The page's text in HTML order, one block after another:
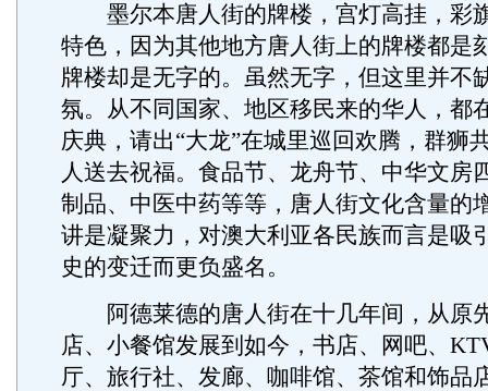
墨尔本唐人街的牌楼，宫灯高挂，彩
特色，因为其他地方唐人街上的牌楼都是
牌楼却是无字的。虽然无字，但这里并不
氛。从不同国家、地区移民来的华人，都
庆典，请出“大龙”在城里巡回欢腾，群狮
人送去祝福。食品节、龙舟节、中华文房
制品、中医中药等等，唐人街文化含量的
讲是凝聚力，对澳大利亚各民族而言是吸
史的变迁而更负盛名。
阿德莱德的唐人街在十几年间，从原
店、小餐馆发展到如今，书店、网吧、
厅、旅行社、发廊、咖啡馆、茶馆和饰品